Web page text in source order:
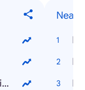
Joost van der Westhuizen
Near